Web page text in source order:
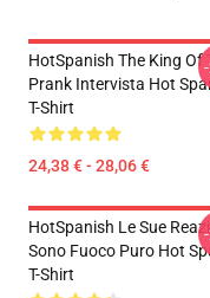
HotSpanish The King Of
Prank Intervista Hot
T-Shirt
24,38 € - 28,06 €
HotSpanish Le Sue
Sono Fuoco Puro Hot
T-Shirt